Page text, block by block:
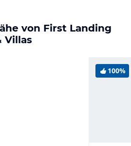
von First Landing
Villas
100%